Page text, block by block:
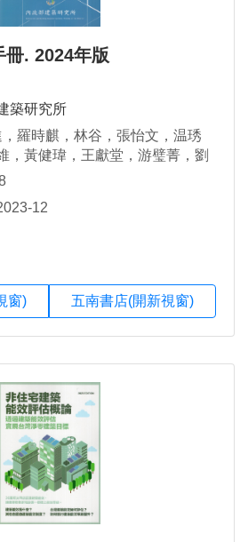
冊. 2024年版
築研究所
羅時麒，林谷，張怡文，温琇
，黃健瑋，王獻堂，游璧菁，劉
12
窗) 五南書店(開新視窗)